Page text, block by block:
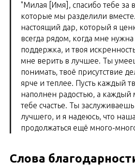
"Милая [Имя], спасибо тебе за
которые мы разделили
настоящий дар, который я
всегда рядом, когда мне
поддержка, и твоя
мне верить в лучшее. Ты
понимать, твоё присутствие
ярче и теплее. Пусть каждый
наполнен радостью, а каждый
тебе счастье. Ты
лучшего, и я надеюсь, что
продолжаться ещё много-
Слова